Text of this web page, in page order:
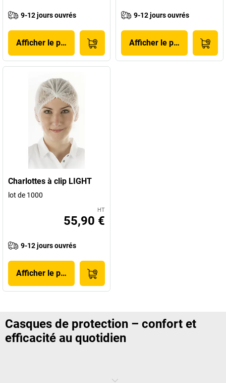
9-12 jours ouvrés
Afficher le produit
9-12 jours ouvrés
Afficher le produit
Charlottes à clip LIGHT
lot de 1000
HT
55,90 €
9-12 jours ouvrés
Afficher le produit
Casques de protection – confort et
efficacité au quotidien
Les chocs et chutes d’objets ne peuvent pas toujours être évités, mais